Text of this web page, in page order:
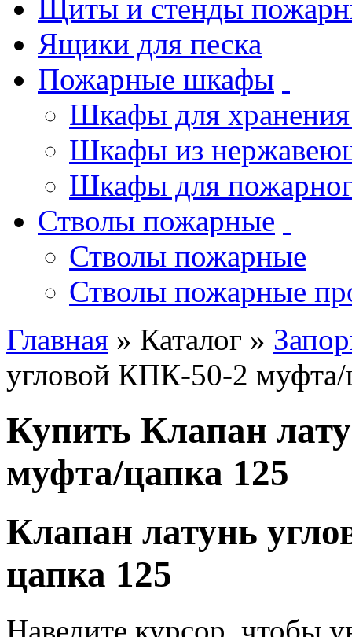
Щиты и стенды
Ящики для песка
Пожарные шкафы
Шкафы для хранения
Шкафы из
Шкафы для
Стволы пожарные
Стволы пожарные
Стволы пожарные
Главная » Каталог »
угловой КПК-50-2 муфта/
Купить Клапан
муфта/цапка 125
Клапан латунь
цапка 125
Наведите курсор, чтобы